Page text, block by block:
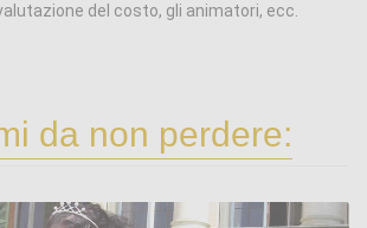
del costo, gli animatori, ecc.
da non perdere: